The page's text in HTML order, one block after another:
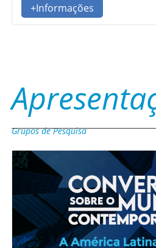
+Informações
Grupos de Pesquisa